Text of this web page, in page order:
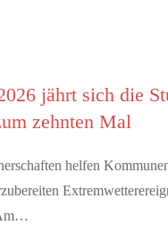
jährt sich die
zehnten Mal
helfen